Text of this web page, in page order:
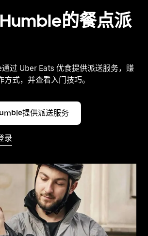
的餐点派
过 Uber Eats 优食提供派送服务，赚
式，并查看入门技巧。
提供派送服务
录